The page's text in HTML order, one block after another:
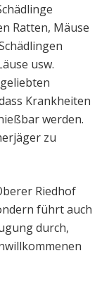
Ratten, Mäuse
usw.
Krankheiten
werden.
zu
Riedhof
führt auch
durch,